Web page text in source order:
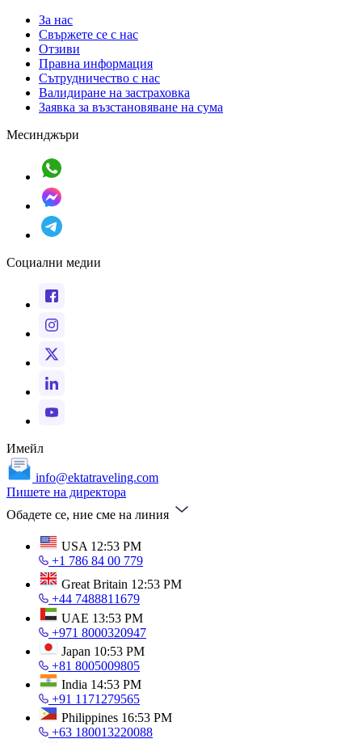
За нас
Свържете се с нас
Отзиви
Правна информация
Сътрудничество с нас
Валидиране на застраховка
Заявка за възстановяване на сума
Месинджъри
Социални медии
Имейл
info@ektatraveling.com
Пишете на директора
Обадете се, ние сме на линия
USA 12:53 PM
+1 786 84 00 779
Great Britain 12:53 PM
+44 7488811679
UAE 13:53 PM
+971 8000320947
Japan 10:53 PM
+81 8005009805
India 14:53 PM
+91 1171279565
Philippines 16:53 PM
+63 180013220088